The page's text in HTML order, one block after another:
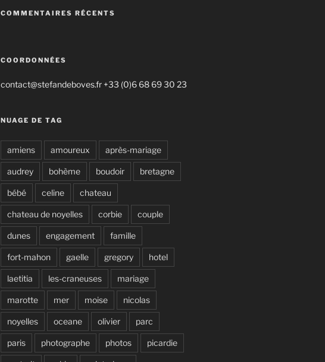
COMMENTAIRES RÉCENTS
COORDONNÉES
contact@stefandeboves.fr +33 (0)6 68 69 30 23
NUAGE DE TAG
amiens amoureux après-mariage
audrey bohème boudoir bretagne
bébé celine chateau
chateau de noyelles corbie couple
dunes engagement famille
fort-mahon gaelle gregory hotel
laetitia les-craneuses mariage
marotte mer moise nicolas
noyelles oceane olivier parc
paris photographe photos picardie